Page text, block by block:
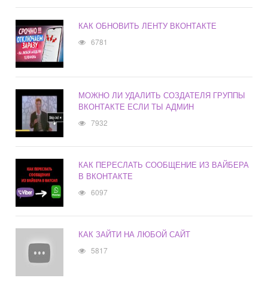
КАК ОБНОВИТЬ ЛЕНТУ ВКОНТАКТЕ
6781
МОЖНО ЛИ УДАЛИТЬ СОЗДАТЕЛЯ ГРУППЫ
ВКОНТАКТЕ ЕСЛИ ТЫ АДМИН
7932
КАК ПЕРЕСЛАТЬ СООБЩЕНИЕ ИЗ ВАЙБЕРА
В ВКОНТАКТЕ
6097
КАК ЗАЙТИ НА ЛЮБОЙ САЙТ
5817